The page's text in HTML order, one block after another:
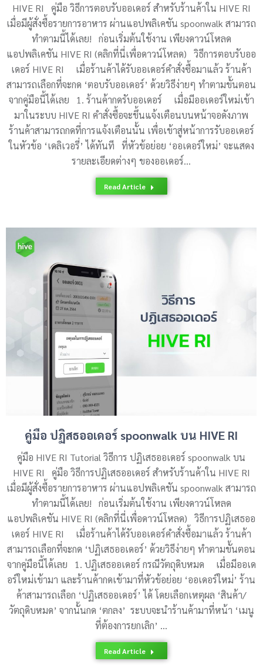
HIVE RI คู่มือ วิธีการตอบรับออเดอร์ สำหรับร้านค้าใน HIVE RI
เมื่อมีผู้สั่งซื้อรายการอาหาร ผ่านแอปพลิเคชัน spoonwalk สามารถ
ทำตามนี้ได้เลย! ก่อนเริ่มต้นใช้งาน เพียงดาวน์โหลด
แอปพลิเคชัน HIVE RI (คลิกที่นี่เพื่อดาวน์โหลด) วิธีการตอบรับออ
เดอร์ HIVE RI เมื่อร้านค้าได้รับออเดอร์คำสั่งซื้อมาแล้ว ร้านค้า
สามารถเลือกที่จะกด ‘ตอบรับออเดอร์’ ด้วยวิธีง่ายๆ ทำตามขั้นตอน
จากคู่มือนี้ได้เลย 1. ร้านค้ากดรับออเดอร์ เมื่อมีออเดอร์ใหม่เข้า
มาในระบบ HIVE RI คำสั่งซื้อจะขึ้นแจ้งเตือนบนหน้าจอดังภาพ
ร้านค้าสามารถกดที่การแจ้งเตือนนั้น เพื่อเข้าสู่หน้าการรับออเดอร์
ในหัวข้อ ‘เดลิเวอรี่’ ได้ทันที ที่หัวข้อย่อย ‘ออเดอร์ใหม่’ จะแสดง
รายละเอียดต่างๆ ของออเดอร์…
Read Article
คู่มือ ปฏิสธออเดอร์ spoonwalk บน HIVE RI
คู่มือ HIVE RI Tutorial วิธีการ ปฏิเสธออเดอร์ spoonwalk บน
HIVE RI คู่มือ วิธีการปฏิเสธออเดอร์ สำหรับร้านค้าใน HIVE RI
เมื่อมีผู้สั่งซื้อรายการอาหาร ผ่านแอปพลิเคชัน spoonwalk สามารถ
ทำตามนี้ได้เลย! ก่อนเริ่มต้นใช้งาน เพียงดาวน์โหลด
แอปพลิเคชัน HIVE RI (คลิกที่นี่เพื่อดาวน์โหลด) วิธีการปฏิเสธออ
เดอร์ HIVE RI เมื่อร้านค้าได้รับออเดอร์คำสั่งซื้อมาแล้ว ร้านค้า
สามารถเลือกที่จะกด ‘ปฏิเสธออเดอร์’ ด้วยวิธีง่ายๆ ทำตามขั้นตอน
จากคู่มือนี้ได้เลย 1. ปฏิเสธออเดอร์ กรณีวัตถุดิบหมด เมื่อมีออเด
อร์ใหม่เข้ามา และร้านค้ากดเข้ามาที่หัวข้อย่อย ‘ออเดอร์ใหม่’ ร้าน
ค้าสามารถเลือก ‘ปฏิเสธออเดอร์’ ได้ โดยเลือกเหตุผล ‘สินค้า/
วัตถุดิบหมด’ จากนั้นกด ‘ตกลง’ ระบบจะนำร้านค้ามาที่หน้า ‘เมนู
ที่ต้องการยกเลิก’ …
Read Article